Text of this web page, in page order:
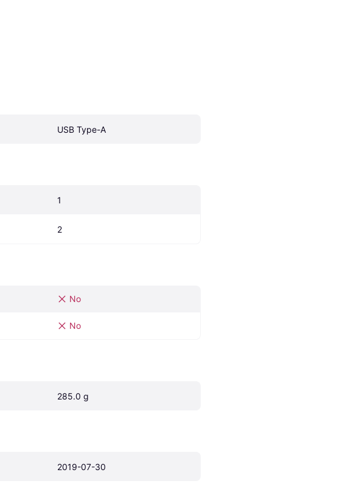
USB Type-A
1
2
No
No
285.0 g
2019-07-30